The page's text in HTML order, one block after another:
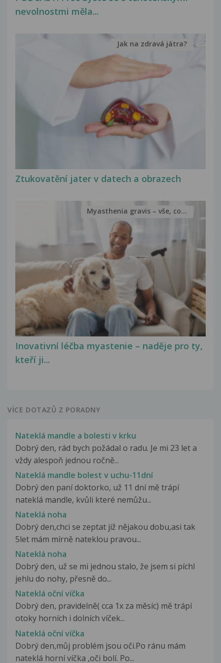
nevolnostmi měla...
Ztukovatění jater v datech a obrazech
Jak na zdravá játra?
Inovativní léčba myastenie – naděje pro ty,
kteří ji...
Myasthenia gravis – vše, co...
VÍCE DOTAZŮ Z PORADNY
Nateklá mandle a bolesti v krku
Dobrý den, rád bych požádal o radu. Je mi 23 let a
vždy alespoň jednou ročně...
Nateklá mandle bolest v uchu-11dní
Dobrý den paní doktorko, už 11 dní mě trápí
nateklá mandle, kvůli které nemůžu...
Nateklá noha
Dobrý den,chci se zeptat již nějakou dobu,asi tak
5let mám mírně nateklou pravou...
Nateklá noha
Dobrý den, už se mi jednou stalo, že jsem si píchl
jehlu do nohy, přesně do...
Nateklá oční víčka
Dobrý den, pravidelně( cca 1x za měsíc) mě trápí
otoky horních i dolních víček...
Nateklá oční víčka
Dobrý den,můj problém jsou oči.Po ránu mám
nateklá horní víčka ,oči bolí. Po...